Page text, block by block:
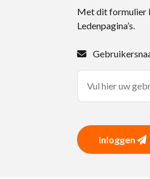
Met dit formulier
Ledenpagina’s.
Inloggen